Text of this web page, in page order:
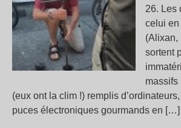
26. Les
celui en
(Alixan,
sortent
massifs
(eux ont la clim !) remplis
puces électroniques gourmands en […]